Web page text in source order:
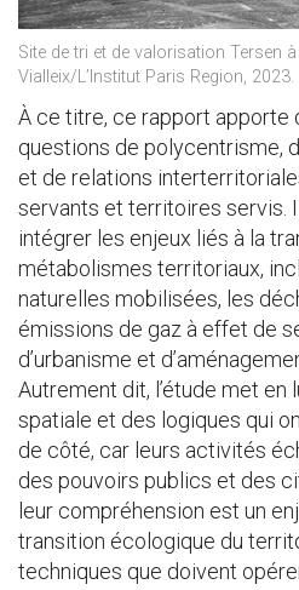
Site de tri et de valorisation Tersen à
Vialleix/L’Institut Paris Region, 2023.
À ce titre, ce rapport apporte
questions de polycentrisme,
et de relations
servants et territoires servis.
intégrer les enjeux liés à la
métabolismes territoriaux,
naturelles mobilisées, les
émissions de gaz à effet de
d’urbanisme et
Autrement dit, l’étude met en
spatiale et des logiques qui
de côté, car leurs activités
des pouvoirs publics et des
leur compréhension est un
transition écologique du
techniques que doivent